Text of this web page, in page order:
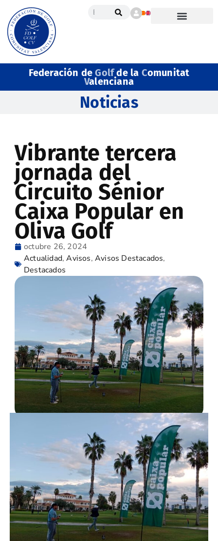
Federación deGolfde la Comunitat
Valenciana
Noticias
Vibrante tercera
jornada del
Circuito Sénior
Caixa Popular en
Oliva Golf
octubre 26, 2024
Actualidad,Avisos,Avisos Destacados,
Destacados